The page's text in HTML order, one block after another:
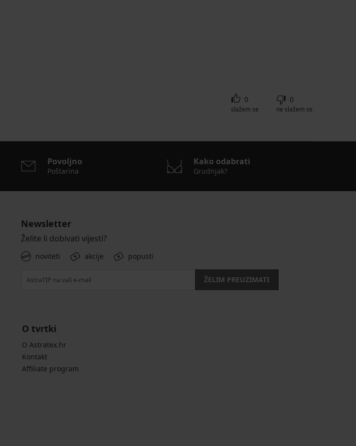
0
slažem se
0
ne slažem se
Povoljno
Poštarina
Kako odabrati
Grudnjak?
Newsletter
Želite li dobivati vijesti?
noviteti akcije popusti
ŽELIM PREUZIMATI
O tvrtki
O Astratex.hr
Kontakt
Affiliate program